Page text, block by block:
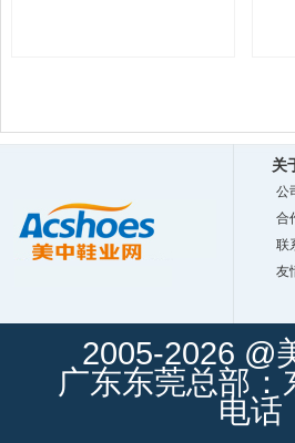
关
公
合
联
友
2005-2026 @
广东东莞总部
电话